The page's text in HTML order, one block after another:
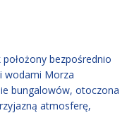
bezpośrednio
wodami Morza
bungalowów, otoczona
atmosferę,